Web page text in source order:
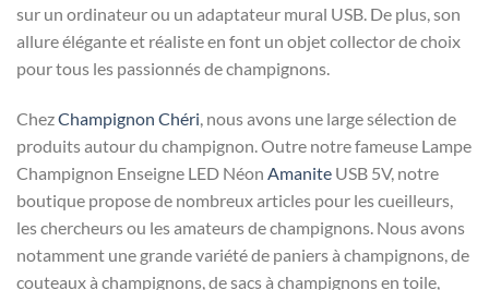
sur un ordinateur ou un adaptateur mural USB. De plus, son
allure élégante et réaliste en font un objet collector de choix
pour tous les passionnés de champignons.
ChezChampignon Chéri, nous avons une large sélection de
produits autour du champignon. Outre notre fameuse Lampe
Champignon Enseigne LED Néon Amanite USB 5V, notre
boutique propose de nombreux articles pour les cueilleurs,
les chercheurs ou les amateurs de champignons. Nous avons
notamment une grande variété de paniers à champignons, de
couteaux à champignons, de sacs à champignons en toile,